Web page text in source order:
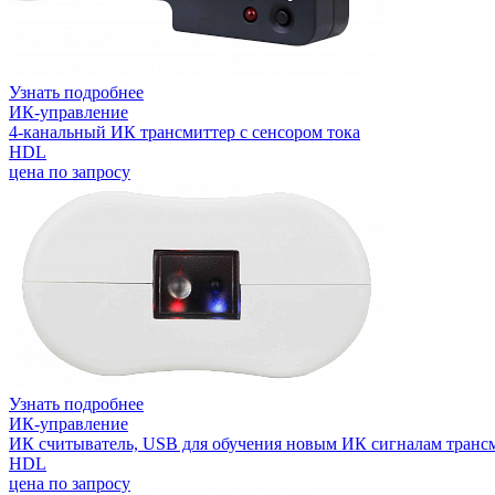
Узнать подробнее
ИК-управление
4-канальный ИК трансмиттер с сенсором тока
HDL
цена по запросу
Узнать подробнее
ИК-управление
ИК считыватель, USB для обучения новым ИК сигналам
HDL
цена по запросу